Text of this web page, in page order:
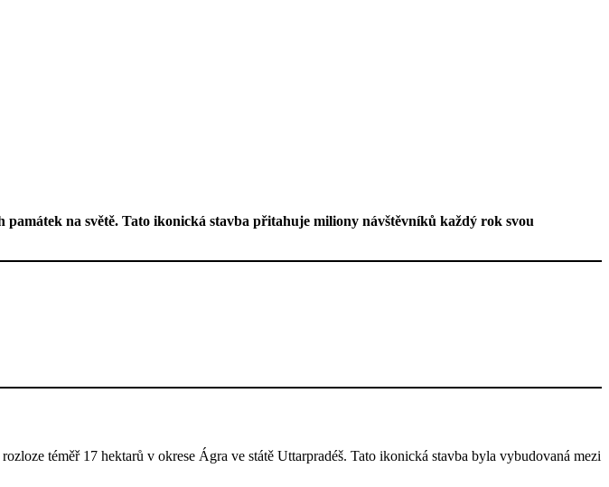
na světě. Tato ikonická stavba přitahuje miliony návštěvníků každý rok svou
téměř 17 hektarů v okrese Ágra ve státě Uttarpradéš. Tato ikonická stavba byla vybudovaná mezi